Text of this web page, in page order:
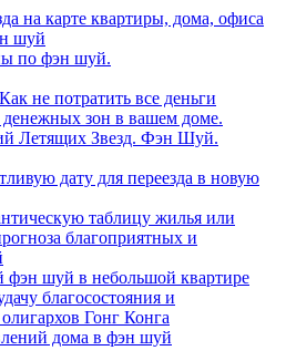
на карте квартиры, дома, офиса
шуй
по фэн шуй.
не потратить все деньги
зон в вашем доме.
Летящих Звезд. Фэн Шуй.
дату для переезда в новую
таблицу жилья или
благоприятных и
фэн шуй в небольшой квартире
благосостояния и
Гонг Конга
дома в фэн шуй